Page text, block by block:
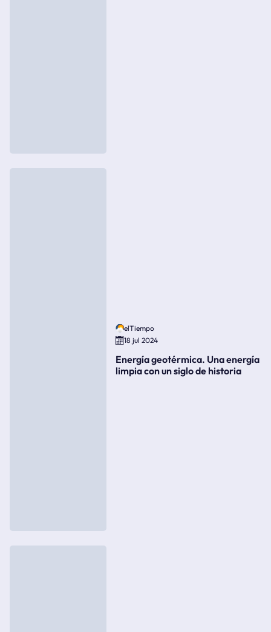
elTiempo
18 jul 2024
Energía geotérmica. Una energía
limpia con un siglo de historia